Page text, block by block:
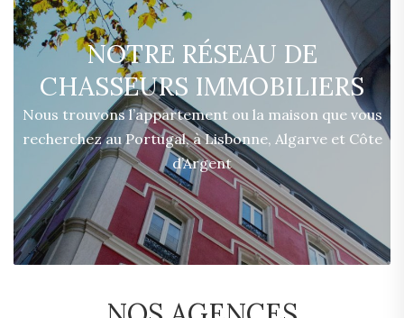
NOTRE RÉSEAU DE
CHASSEURS IMMOBILIERS
Nous trouvons l’appartement ou la maison que vous
recherchez au Portugal, à Lisbonne, Algarve et Côte
d’Argent